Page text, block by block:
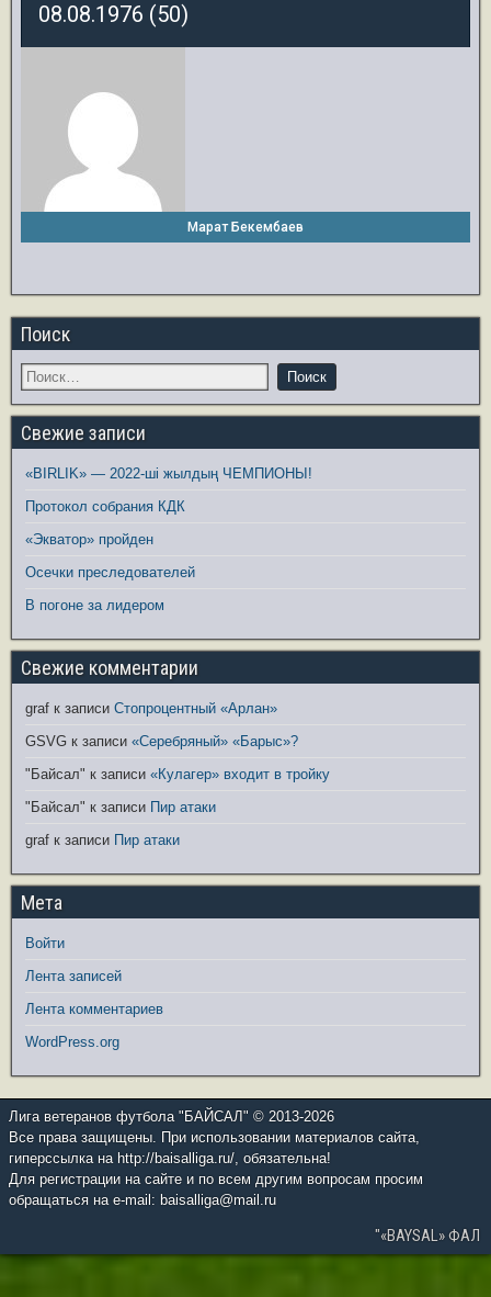
08.08.1976 (50)
Марат Бекембаев
Поиск
Свежие записи
«BIRLIK» — 2022-ші жылдың ЧЕМПИОНЫ!
Протокол собрания КДК
«Экватор» пройден
Осечки преследователей
В погоне за лидером
Свежие комментарии
graf к записи Стопроцентный «Арлан»
GSVG к записи «Серебряный» «Барыс»?
"Байсал" к записи «Кулагер» входит в тройку
"Байсал" к записи Пир атаки
graf к записи Пир атаки
Мета
Войти
Лента записей
Лента комментариев
WordPress.org
Лига ветеранов футбола "БАЙСАЛ" © 2013-2026
Все права защищены. При использовании материалов сайта,
гиперссылка на http://baisalliga.ru/, обязательна!
Для регистрации на сайте и по всем другим вопросам просим
обращаться на e-mail: baisalliga@mail.ru
"«BAYSAL» ФАЛ